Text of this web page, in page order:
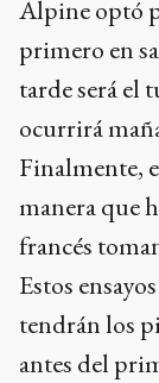
Alpine optó
primero en
tarde será el
ocurrirá
Finalmente,
manera que
francés
Estos
tendrán los
antes del